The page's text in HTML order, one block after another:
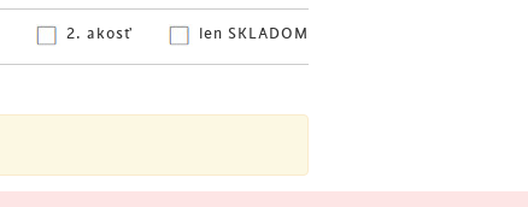
len SKLADOM
2. akosť